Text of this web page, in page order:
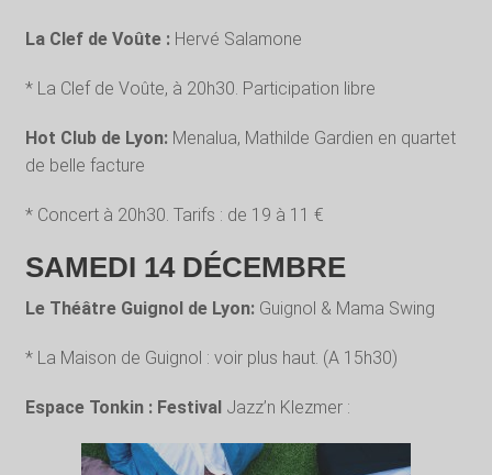
La Clef de Voûte : Hervé Salamone
* La Clef de Voûte, à 20h30. Participation libre
Hot Club de Lyon: Menalua, Mathilde Gardien en quartet
de belle facture
* Concert à 20h30. Tarifs : de 19 à 11 €
SAMEDI 14 DÉCEMBRE
Le Théâtre Guignol de Lyon: Guignol & Mama Swing
* La Maison de Guignol : voir plus haut. (A 15h30)
Espace Tonkin : Festival Jazz’n Klezmer :